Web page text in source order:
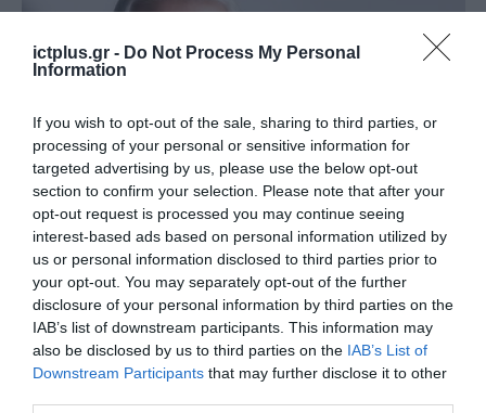
ictplus.gr - Do Not Process My Personal
Information
If you wish to opt-out of the sale, sharing to third parties, or
processing of your personal or sensitive information for
targeted advertising by us, please use the below opt-out
section to confirm your selection. Please note that after your
opt-out request is processed you may continue seeing
interest-based ads based on personal information utilized by
us or personal information disclosed to third parties prior to
your opt-out. You may separately opt-out of the further
disclosure of your personal information by third parties on the
IAB’s list of downstream participants. This information may
also be disclosed by us to third parties on the IAB’s List of
Downstream Participants that may further disclose it to other
ΟΙΚΟΝΟΜΙΑ
ΤΒΑ ΒΙ.ΠΕ.: Επενδυτικό Πλάνο 50,4
εκατ. ευρώ με υποστήριξη από
το Ταμείο Ανάκαμψης
26.06.2024